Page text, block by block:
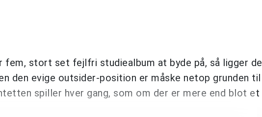
fem, stort set fejlfri studiealbum at byde på, så ligger de
den evige outsider-position er måske netop grunden til
spiller hver gang, som om der er mere end blot et